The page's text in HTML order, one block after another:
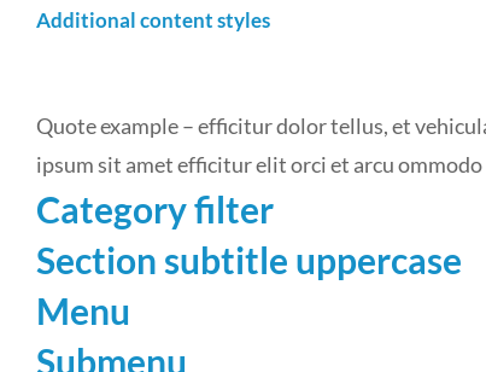
Additional content styles
Quote example – efficitur dolor tellus, et
ipsum sit amet efficitur elit orci et arcu
Category filter
Section subtitle uppercase
Menu
Submenu